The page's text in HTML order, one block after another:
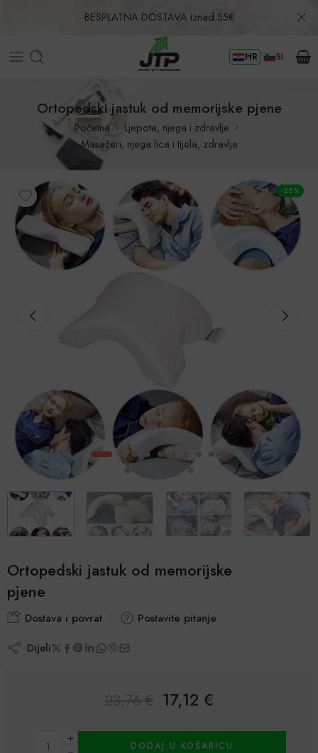
BESPLATNA DOSTAVA iznad 55€
Povrat u roku od 30 dana! HR SI
Ortopedski jastuk od memorijske pjene
Početna
Ljepota, njega i zdravlje
Masažeri, njega lica i tijela, zdravlje
-28%
Ortopedski jastuk od memorijske
pjene
Dostava i povrat Postavite pitanje
Dijeli
17,12 €
DODAJ U KOŠARICU
Alternative: